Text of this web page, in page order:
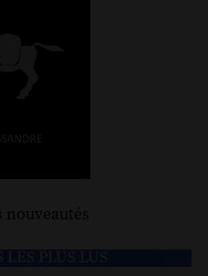
nouveautés